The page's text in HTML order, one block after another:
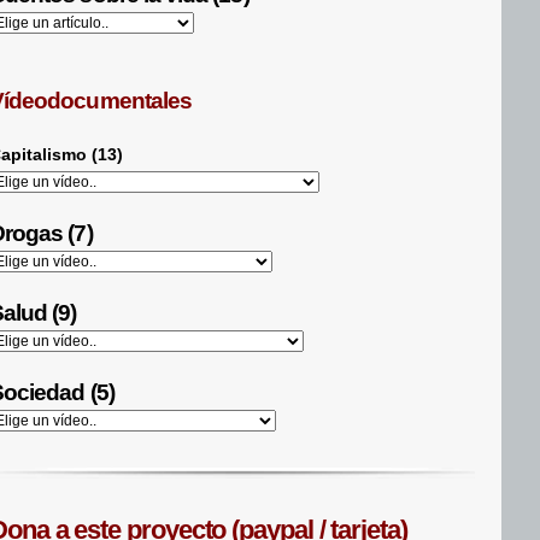
(13)
(7)
(9)
(5)
a este proyecto (paypal / tarjeta)